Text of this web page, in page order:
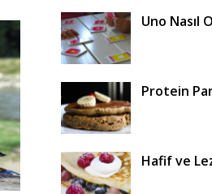
Uno Nasıl
Protein
Hafif ve